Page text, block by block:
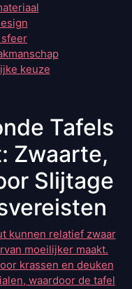
keuze
Tafels
Zwaarte,
Slijtage
kunnen relatief zwaar
moeilijker maakt.
krassen en deuken
waardoor de tafel